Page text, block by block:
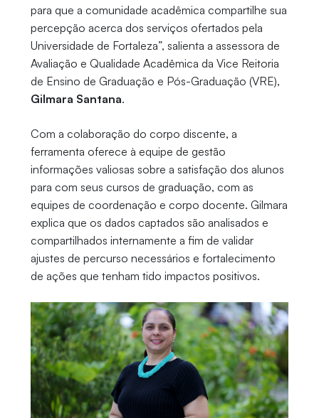
para que a comunidade acadêmica compartilhe sua
percepção acerca dos serviços ofertados pela
Universidade de Fortaleza”, salienta a assessora de
Avaliação e Qualidade Acadêmica da Vice Reitoria
de Ensino de Graduação e Pós-Graduação (VRE),
Gilmara Santana.
Com a colaboração do corpo discente, a
ferramenta oferece à equipe de gestão
informações valiosas sobre a satisfação dos alunos
para com seus cursos de graduação, com as
equipes de coordenação e corpo docente. Gilmara
explica que os dados captados são analisados e
compartilhados internamente a fim de validar
ajustes de percurso necessários e fortalecimento
de ações que tenham tido impactos positivos.